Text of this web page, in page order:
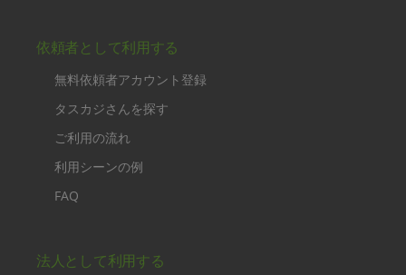
依頼者として利用する
無料依頼者アカウント登録
タスカジさんを探す
ご利用の流れ
利用シーンの例
FAQ
法人として利用する